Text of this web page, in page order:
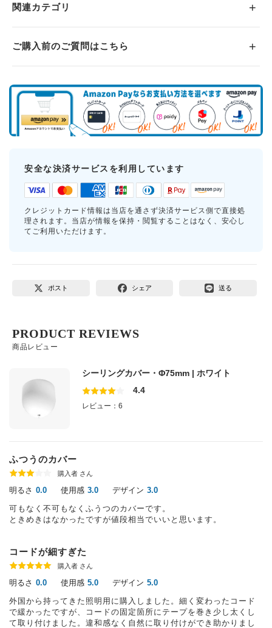
関連カテゴリ
ご購入前のご質問はこちら
安全な決済サービスを利用しています
クレジットカード情報は当店を通さず決済サービス側で直接処
理されます。当店が情報を保持・閲覧することはなく、安心し
てご利用いただけます。
ポスト シェア 送る
商品レビュー
PRODUCT REVIEWS
シーリングカバー・Φ75mm | ホワイト
4.4
レビュー：6
ふつうのカバー
購入者 さん
明るさ 0.0 使用感 3.0 デザイン 3.0
可もなく不可もなくふうつのカバーです。
ときめきはなかったですが値段相当でいいと思います。
コードが細すぎた
購入者 さん
明るさ 0.0 使用感 5.0 デザイン 5.0
外国から持ってきた照明用に購入しました。細く変わったコード
で緩かったですが、コードの固定箇所にテープを巻き少し太くし
て取り付けました。違和感なく自然に取り付けができ助かりまし